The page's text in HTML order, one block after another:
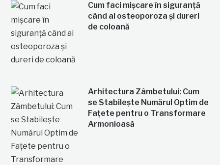
Cum faci mișcare în siguranță
când ai osteoporoza și dureri
de coloană
Arhitectura Zâmbetului: Cum
se Stabilește Numărul Optim de
Fațete pentru o Transformare
Armonioasă